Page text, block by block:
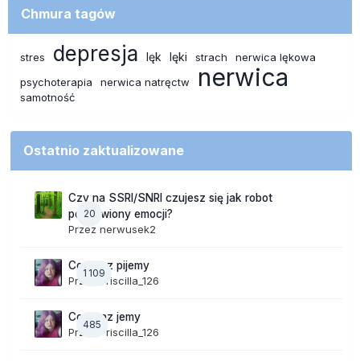
Chmura tagów
stres depresja lęk lęki strach
nerwica lękowa
psychoterapia
nerwica natręctw nerwica
samotność
Ostatnio zaktualizowane
20
Czy na SSRI/SNRI czujesz się jak robot
pozbawiony emocji?
Przez nerwusek2
1 109
Co teraz pijemy
Przez Priscilla_126
485
Co teraz jemy
Przez Priscilla_126